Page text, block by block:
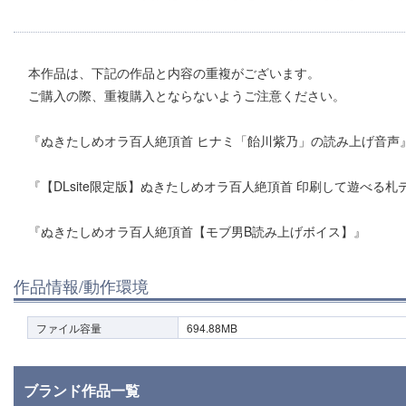
本作品は、下記の作品と内容の重複がございます。
ご購入の際、重複購入とならないようご注意ください。
『ぬきたしめオラ百人絶頂首 ヒナミ「飴川紫乃」の読み上げ音声』
『【DLsite限定版】ぬきたしめオラ百人絶頂首 印刷して遊べる札
『ぬきたしめオラ百人絶頂首【モブ男B読み上げボイス】』
作品情報/動作環境
ファイル容量 694.88MB
ブランド作品一覧